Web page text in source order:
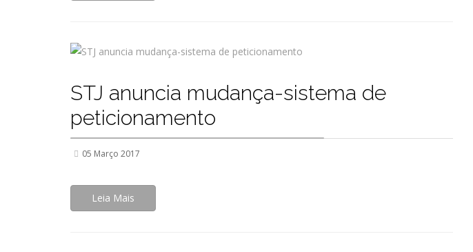
STJ anuncia mudança-sistema de
peticionamento
05 Março 2017
Leia Mais